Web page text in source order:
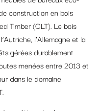
construction en bois
Timber (CLT). Le bois
l’Allemagne et la
gérées durablement
menées entre 2013 et
dans le domaine